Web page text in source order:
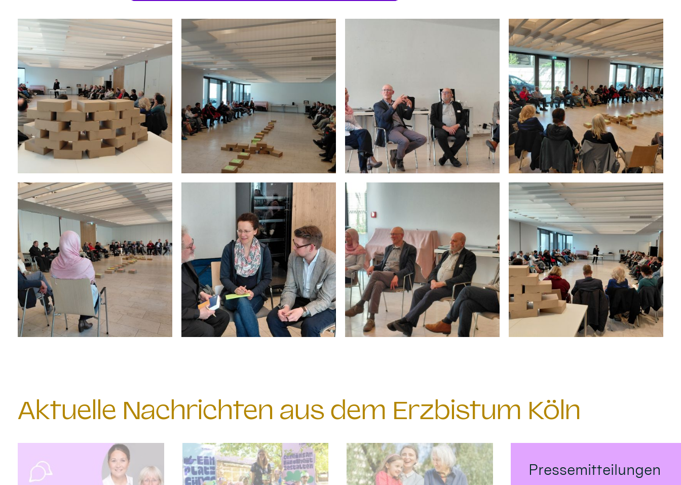
Aktuelle Nachrichten aus dem Erzbistum Köln
Pressemitteilungen